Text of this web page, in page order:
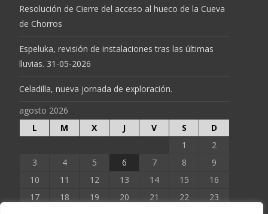
Resolución de Cierre del acceso al hueco de la Cueva
de Chorros
Espeluka, revisión de instalaciones tras las últimas
lluvias. 31-05-2026
Celadilla, nueva jornada de exploración.
agosto 2026
L
M X J V S
D
1
2
3
4 5 6 7 8
9
10
11 12 13 14 15
16
17
18 19 20 21 22
23